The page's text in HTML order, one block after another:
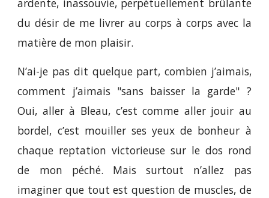
ardente, inassouvie, perpétuellement brûlante
du désir de me livrer au corps à corps avec la
matière de mon plaisir.
N’ai-je pas dit quelque part, combien j’aimais,
comment j’aimais "sans baisser la garde" ?
Oui, aller à Bleau, c’est comme aller jouir au
bordel, c’est mouiller ses yeux de bonheur à
chaque reptation victorieuse sur le dos rond
de mon péché. Mais surtout n’allez pas
imaginer que tout est question de muscles, de